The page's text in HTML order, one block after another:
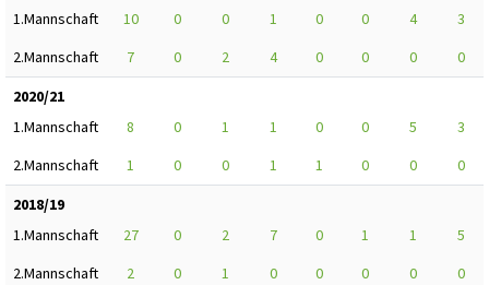
1.Mannschaft
10 0 0 1 0 0 4
3
2.Mannschaft
7 0 2 4 0 0 0
0
2020/21
1.Mannschaft
8 0 1 1 0 0 5
3
2.Mannschaft
1 0 0 1 1 0 0
0
2018/19
1.Mannschaft
27 0 2 7 0 1 1
5
2.Mannschaft
2 0 1 0 0 0 0
0